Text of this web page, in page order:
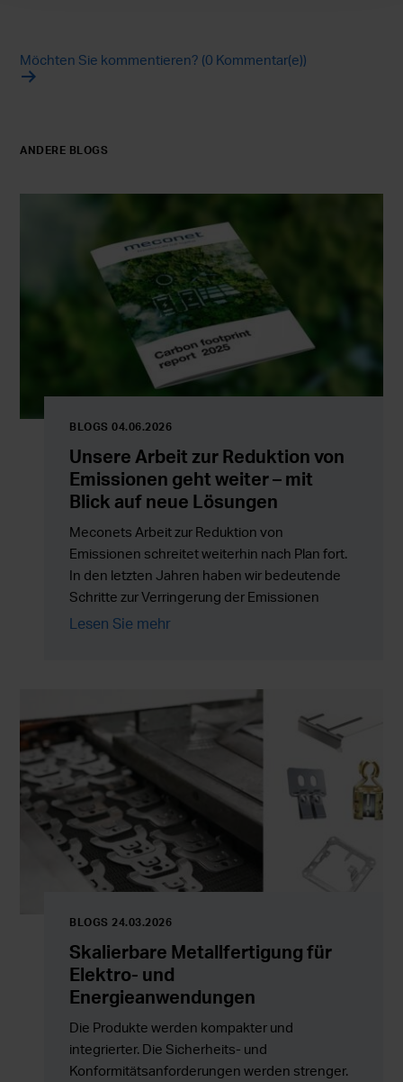
Möchten Sie kommentieren? (0 Kommentar(e))
ANDERE BLOGS
BLOGS 04.06.2026
Unsere Arbeit zur Reduktion von
Emissionen geht weiter – mit
Blick auf neue Lösungen
Meconets Arbeit zur Reduktion von
Emissionen schreitet weiterhin nach Plan fort.
In den letzten Jahren haben wir bedeutende
Schritte zur Verringerung der Emissionen
unserer eigenen Tätigkeit unternommen und
Lesen Sie mehr
BLOGS 24.03.2026
Skalierbare Metallfertigung für
Elektro- und
Energieanwendungen
Die Produkte werden kompakter und
integrierter. Die Sicherheits- und
Konformitätsanforderungen werden strenger.